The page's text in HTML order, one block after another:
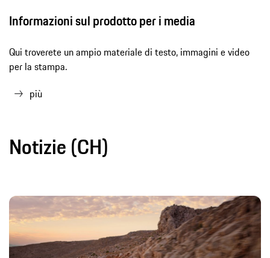
Informazioni sul prodotto per i media
Qui troverete un ampio materiale di testo, immagini e video
per la stampa.
più
Notizie (CH)